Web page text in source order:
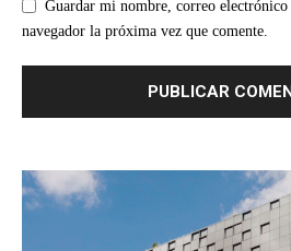
Guardar mi nombre, correo
navegador la próxima vez que comente.